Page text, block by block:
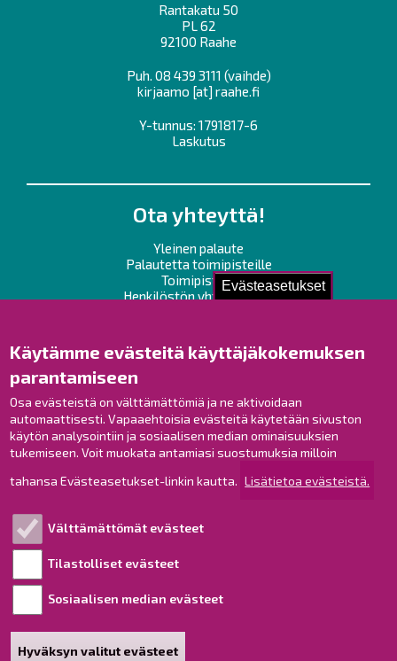
Evästeasetukset
Käytämme evästeitä käyttäjäkokemuksen
parantamiseen
Osa evästeistä on välttämättömiä ja ne aktivoidaan
automaattisesti. Vapaaehtoisia evästeitä käytetään sivuston
käytön analysointiin ja sosiaalisen median ominaisuuksien
tukemiseen. Voit muokata antamiasi suostumuksia milloin
tahansa Evästeasetukset-linkin kautta. Lisätietoa evästeistä.
Välttämättömät evästeet
Tilastolliset evästeet
Sosiaalisen median evästeet
Hyväksyn valitut evästeet
Rantakatu 50
PL 62
92100 Raahe
Puh. 08 439 3111 (vaihde)
kirjaamo [at] raahe.fi
Y-tunnus: 1791817-6
Laskutus
Ota yhteyttä!
Yleinen palaute
Palautetta toimipisteille
Toimipisteet
Henkilöstön yhteystiedot
Raahe Facebookissa
Raahe Instagramissa
Raahe LinkedInissä
Raahe YouTubessa
Esityslistat ja pöytäkirjat
Viranhaltijapäätökset
Saavutettavuusseloste